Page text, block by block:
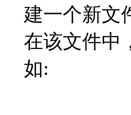
建一个新文
在该文件中
如: